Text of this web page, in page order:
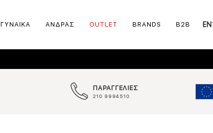
ΓΥΝΑΙΚΑ ΑΝΔΡΑΣ OUTLET BRANDS B2B EN
ΠΑΡΑΓΓΕΛΙΕΣ
210 9994510